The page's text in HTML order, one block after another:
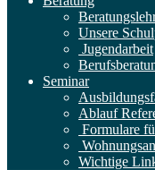
Unsere
Jugendarbeit
Seminar
Ablauf
Formulare
Wichtige